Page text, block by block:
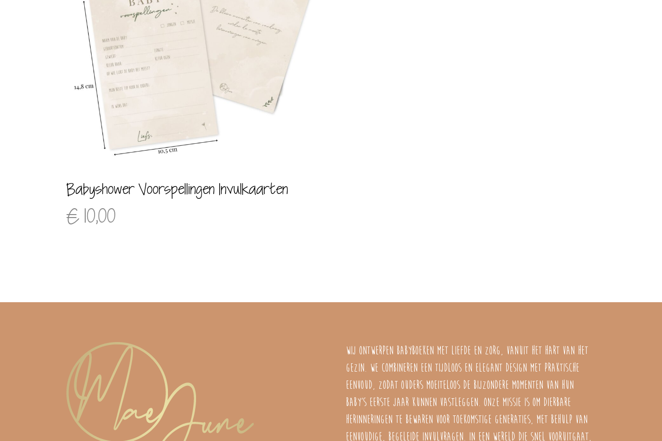
Babyshower Voorspellingen Invulkaarten
€ 10,00
Wij ontwerpen babyboeken met liefde en zorg, vanuit het hart van het
gezin. We combineren een tijdloos en elegant design met praktische
eenvoud, zodat ouders moeiteloos de bijzondere momenten van hun
baby’s eerste jaar kunnen vastleggen. Onze missie is om dierbare
herinneringen te bewaren voor toekomstige generaties, met behulp van
eenvoudige, begeleide invulvragen. In een wereld die snel vooruitgaat,